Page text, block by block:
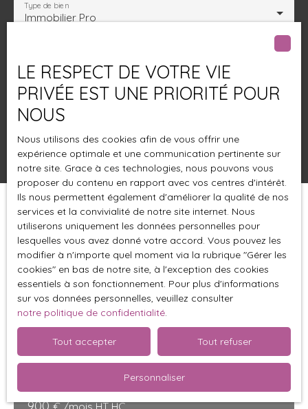
Immobilier Pro
Type de bien
Loyer max (€/mois)
Surface min (m²)
Rechercher
Pertinence
Trier par Créer une alerte
900€ /mois HT HC
LE RESPECT DE VOTRE VIE
PRIVÉE EST UNE PRIORITÉ POUR
NOUS
Nous utilisons des cookies afin de vous offrir une
expérience optimale et une communication pertinente sur
notre site. Grace à ces technologies, nous pouvons vous
proposer du contenu en rapport avec vos centres d'intérêt.
Ils nous permettent également d'améliorer la qualité de nos
services et la convivialité de notre site internet. Nous
utiliserons uniquement les données personnelles pour
lesquelles vous avez donné votre accord. Vous pouvez les
modifier à n'importe quel moment via la rubrique ″Gérer les
cookies″ en bas de notre site, à l'exception des cookies
essentiels à son fonctionnement. Pour plus d'informations
sur vos données personnelles, veuillez consulter
notre politique de confidentialité.
Tout accepter Tout refuser
Personnaliser